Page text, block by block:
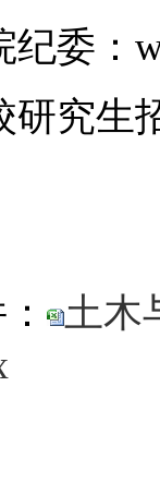
纪委：
研究生
土木